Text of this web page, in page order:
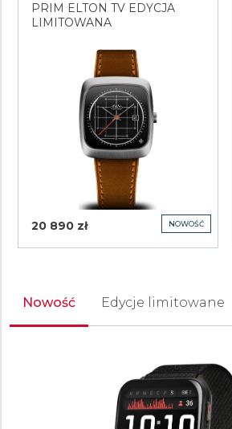
NOWOŚĆ
PRIM ELTON TV EDYCJA
LIMITOWANA
20 890 zł
Nowość Edycje limitowane